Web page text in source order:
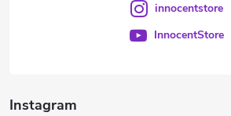
Instagram
innocentstore
InnocentStore